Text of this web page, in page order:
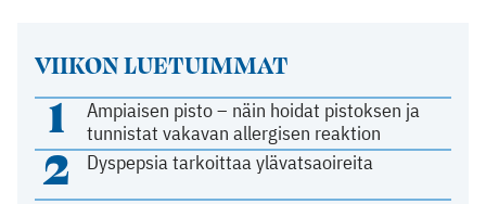
VIIKON LUETUIMMAT
1
Ampiaisen pisto – näin hoidat pistoksen ja
tunnistat vakavan allergisen reaktion
2 Dyspepsia tarkoittaa ylävatsaoireita